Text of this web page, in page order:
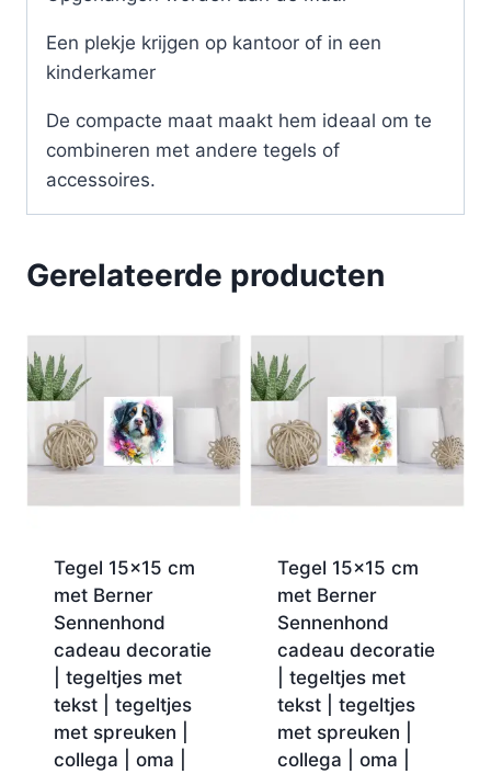
Een plekje krijgen op kantoor of in een
kinderkamer
De compacte maat maakt hem ideaal om te
combineren met andere tegels of
accessoires.
Gerelateerde producten
Tegel 15×15 cm
met Berner
Sennenhond
cadeau decoratie
| tegeltjes met
tekst | tegeltjes
met spreuken |
collega | oma |
Tegel 15×15 cm
met Berner
Sennenhond
cadeau decoratie
| tegeltjes met
tekst | tegeltjes
met spreuken |
collega | oma |